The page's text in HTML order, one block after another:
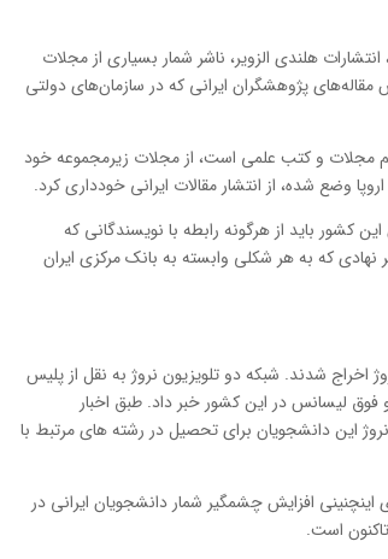
هلندی الزویر‌، ناشر شمار بسیاری ‌از مجلات
مقاله‌های پژوهشگران ایرانی که در سازمان‌های دولتی
مجلات و کتب علمی است، از مجلات زیرمجموعه خود
وضع شده، از انتشار مقالات ایرانی خودداری کرد.
کشور باید از هرگونه رابطه با نویسندگانی که
که به هر شکلی وابسته به بانک مرکزی ایران
از نروژ اخراج شدند. شبکه دو تلویزیون نروژ به نقل از پلیس
ایرانی مقطع دکترا و فوق لیسانس در این کشور خبر داد. طبق اخبار
این دانشجویان برای تحصیل در رشته های مرتبط با
افزایش چشمگیر شمار دانشجویان ایرانی در
است.